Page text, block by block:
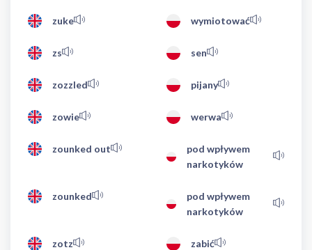
zuke wymiotować
zs sen
zozzled pijany
zowie werwa
zounked out
pod wpływem
narkotyków
zounked
pod wpływem
narkotyków
zotz zabić